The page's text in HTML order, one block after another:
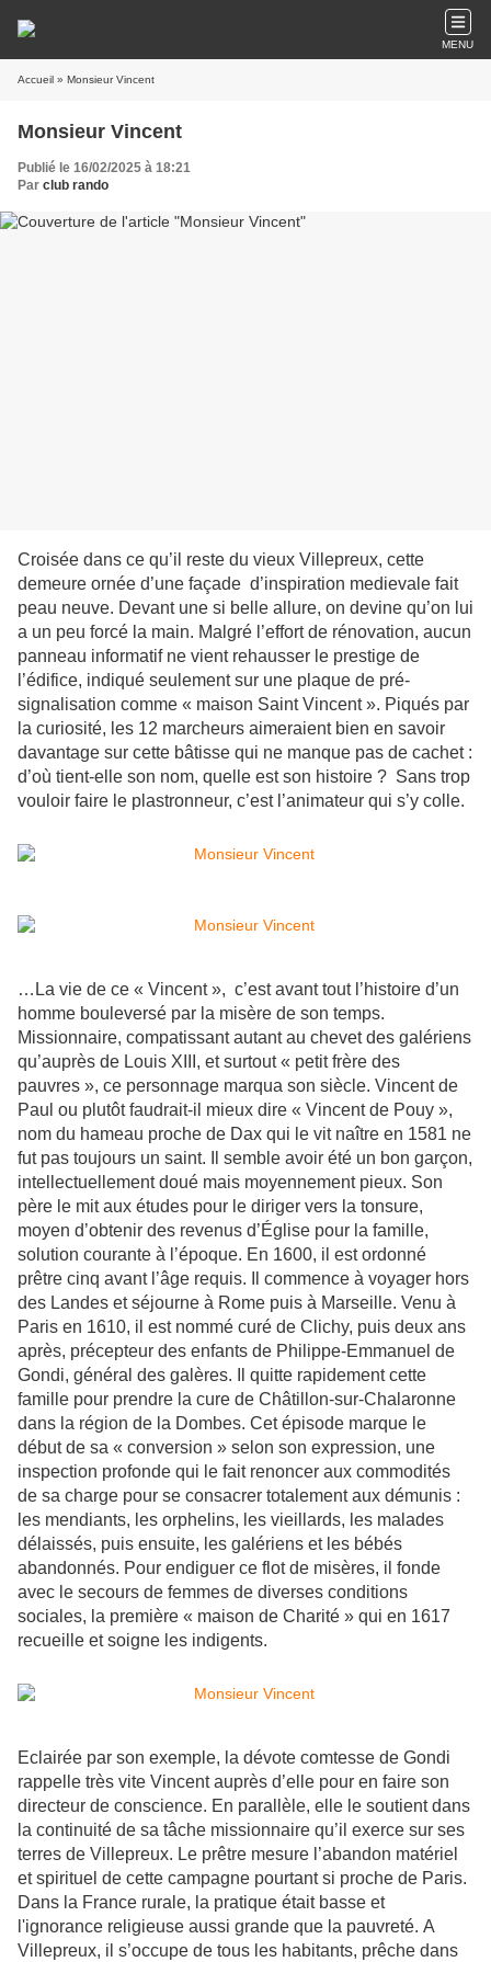
MENU
Accueil » Monsieur Vincent
Monsieur Vincent
Publié le 16/02/2025 à 18:21
Par club rando
Croisée dans ce qu’il reste du vieux Villepreux, cette
demeure ornée d’une façade d’inspiration medievale fait
peau neuve. Devant une si belle allure, on devine qu’on lui
a un peu forcé la main. Malgré l’effort de rénovation, aucun
panneau informatif ne vient rehausser le prestige de
l’édifice, indiqué seulement sur une plaque de pré-
signalisation comme « maison Saint Vincent ». Piqués par
la curiosité, les 12 marcheurs aimeraient bien en savoir
davantage sur cette bâtisse qui ne manque pas de cachet :
d’où tient-elle son nom, quelle est son histoire ? Sans trop
vouloir faire le plastronneur, c’est l’animateur qui s’y colle.
…La vie de ce « Vincent », c’est avant tout l’histoire d’un
homme bouleversé par la misère de son temps.
Missionnaire, compatissant autant au chevet des galériens
qu’auprès de Louis XIII, et surtout « petit frère des
pauvres », ce personnage marqua son siècle. Vincent de
Paul ou plutôt faudrait-il mieux dire « Vincent de Pouy »,
nom du hameau proche de Dax qui le vit naître en 1581 ne
fut pas toujours un saint. Il semble avoir été un bon garçon,
intellectuellement doué mais moyennement pieux. Son
père le mit aux études pour le diriger vers la tonsure,
moyen d’obtenir des revenus d’Église pour la famille,
solution courante à l’époque. En 1600, il est ordonné
prêtre cinq avant l’âge requis. Il commence à voyager hors
des Landes et séjourne à Rome puis à Marseille. Venu à
Paris en 1610, il est nommé curé de Clichy, puis deux ans
après, précepteur des enfants de Philippe-Emmanuel de
Gondi, général des galères. Il quitte rapidement cette
famille pour prendre la cure de Châtillon-sur-Chalaronne
dans la région de la Dombes. Cet épisode marque le
début de sa « conversion » selon son expression, une
inspection profonde qui le fait renoncer aux commodités
de sa charge pour se consacrer totalement aux démunis :
les mendiants, les orphelins, les vieillards, les malades
délaissés, puis ensuite, les galériens et les bébés
abandonnés. Pour endiguer ce flot de misères, il fonde
avec le secours de femmes de diverses conditions
sociales, la première « maison de Charité » qui en 1617
recueille et soigne les indigents.
Eclairée par son exemple, la dévote comtesse de Gondi
rappelle très vite Vincent auprès d’elle pour en faire son
directeur de conscience. En parallèle, elle le soutient dans
la continuité de sa tâche missionnaire qu’il exerce sur ses
terres de Villepreux. Le prêtre mesure l’abandon matériel
et spirituel de cette campagne pourtant si proche de Paris.
Dans la France rurale, la pratique était basse et
l'ignorance religieuse aussi grande que la pauvreté. A
Villepreux, il s’occupe de tous les habitants, prêche dans